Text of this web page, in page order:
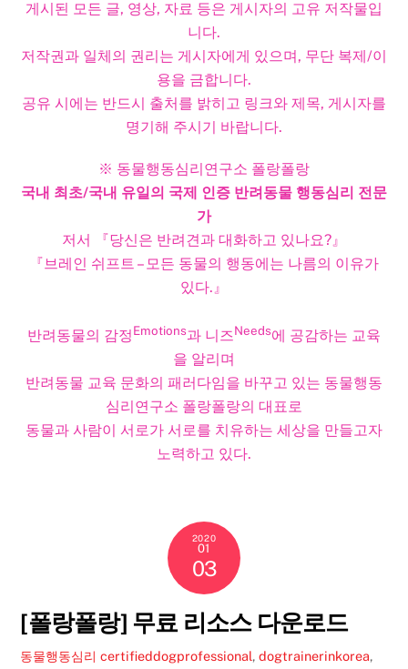
게시된 모든 글, 영상, 자료 등은 게시자의 고유 저작물입
니다.
저작권과 일체의 권리는 게시자에게 있으며, 무단 복제/이
용을 금합니다.
공유 시에는 반드시 출처를 밝히고 링크와 제목, 게시자를
명기해 주시기 바랍니다.​
※ 동물행동심리연구소 폴랑폴랑
국내 최초/국내 유일의 국제 인증 반려동물 행동심리 전문
가
저서 『당신은 반려견과 대화하고 있나요?』
『브레인 쉬프트 – 모든 동물의 행동에는 나름의 이유가
있다.』
반려동물의 감정Emotions과 니즈Needs에 공감하는 교육
을 알리며
반려동물 교육 문화의 패러다임을 바꾸고 있는 동물행동
심리연구소 폴랑폴랑의 대표로
동물과 사람이 서로가 서로를 치유하는 세상을 만들고자
노력하고 있다.
2020
01
03
[폴랑폴랑] 무료 리소스 다운로드
동물행동심리 certifieddogprofessional,dogtrainerinkorea,